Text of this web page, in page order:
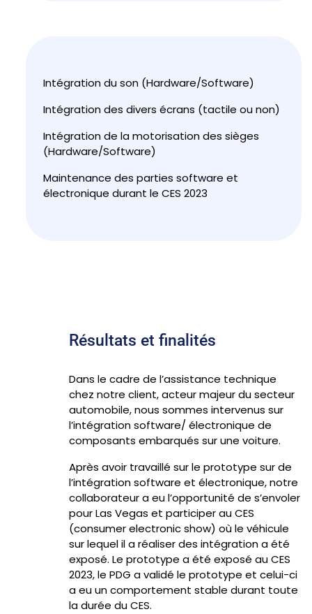
Intégration du son (Hardware/Software)
Intégration des divers écrans (tactile ou non)
Intégration de la motorisation des sièges
(Hardware/Software)
Maintenance des parties software et
électronique durant le CES 2023
Résultats et finalités
Dans le cadre de l’assistance technique
chez notre client, acteur majeur du secteur
automobile, nous sommes intervenus sur
l’intégration software/ électronique de
composants embarqués sur une voiture.
Après avoir travaillé sur le prototype sur de
l’intégration software et électronique, notre
collaborateur a eu l’opportunité de s’envoler
pour Las Vegas et participer au CES
(consumer electronic show) où le véhicule
sur lequel il a réaliser des intégration a été
exposé. Le prototype a été exposé au CES
2023, le PDG a validé le prototype et celui-ci
a eu un comportement stable durant toute
la durée du CES.